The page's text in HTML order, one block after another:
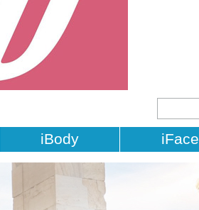
iBody iFace